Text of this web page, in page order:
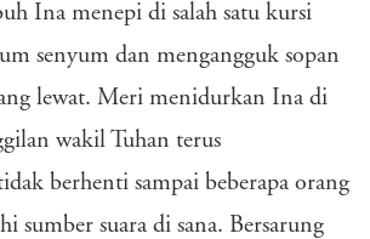
Ina menepi di salah satu kursi
senyum dan mengangguk sopan
lewat. Meri menidurkan Ina di
wakil Tuhan terus
berhenti sampai beberapa orang
sumber suara di sana. Bersarung